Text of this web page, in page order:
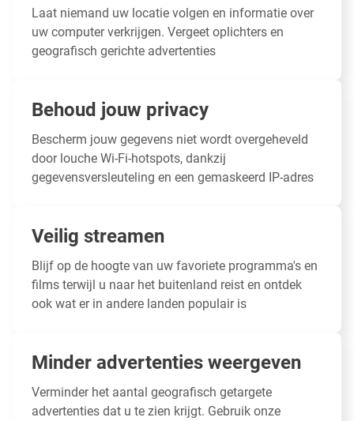
Laat niemand uw locatie volgen en informatie over
uw computer verkrijgen. Vergeet oplichters en
geografisch gerichte advertenties
Behoud jouw privacy
Bescherm jouw gegevens niet wordt overgeheveld
door louche Wi-Fi-hotspots, dankzij
gegevensversleuteling en een gemaskeerd IP-adres
Veilig streamen
Blijf op de hoogte van uw favoriete programma's en
films terwijl u naar het buitenland reist en ontdek
ook wat er in andere landen populair is
Minder advertenties weergeven
Verminder het aantal geografisch getargete
advertenties dat u te zien krijgt. Gebruik onze